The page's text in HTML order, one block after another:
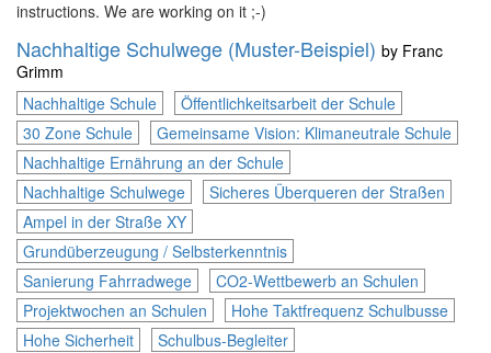
instructions. We are working on it ;-)
Nachhaltige Schulwege (Muster-Beispiel) by Franc
Grimm
Nachhaltige Schule
Öffentlichkeitsarbeit der Schule
30 Zone Schule
Gemeinsame Vision: Klimaneutrale Schule
Nachhaltige Ernährung an der Schule
Nachhaltige Schulwege
Sicheres Überqueren der Straßen
Ampel in der Straße XY
Grundüberzeugung / Selbsterkenntnis
Sanierung Fahrradwege
CO2-Wettbewerb an Schulen
Projektwochen an Schulen
Hohe Taktfrequenz Schulbusse
Hohe Sicherheit
Schulbus-Begleiter